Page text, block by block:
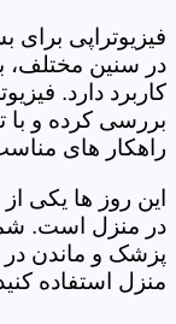
فیزیوتراپی برای
در سنین مختلف،
کاربرد دارد.
بررسی کرده و با
راهکار های
این روز ها یکی
در منزل است.
پزشک و ماندن در
منزل استفاده